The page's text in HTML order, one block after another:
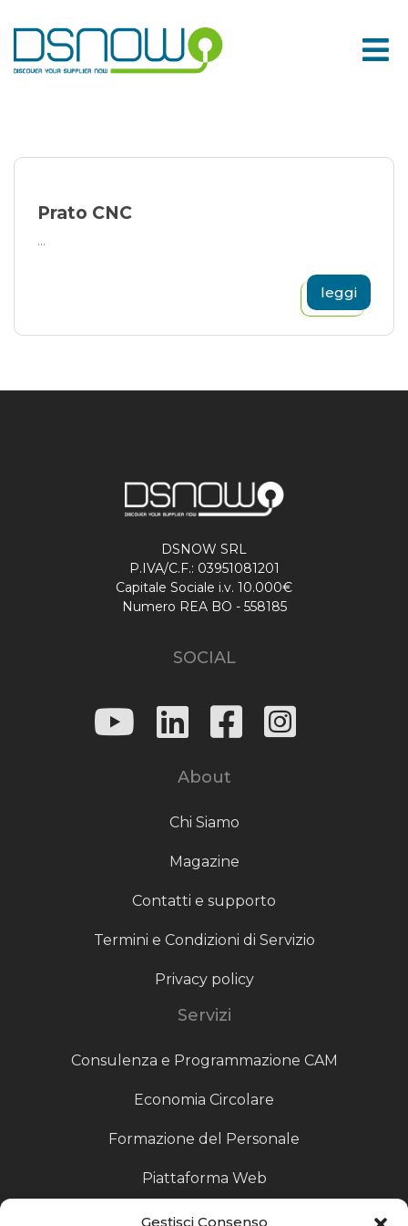
Gestisci Consenso
to
content
Prato CNC
...
leggi
DSNOW SRL
P.IVA/C.F.: 03951081201
Capitale Sociale i.v. 10.000€
Numero REA BO - 558185
SOCIAL
About
Chi Siamo
Magazine
Contatti e supporto
Termini e Condizioni di Servizio
Privacy policy
Servizi
Consulenza e Programmazione CAM
Economia Circolare
Formazione del Personale
Piattaforma Web
Scouting fornitori